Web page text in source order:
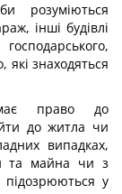
розуміються
інші будівлі
знаходяться
право до
до житла чи
випадках,
та майна чи з
підозрюються у